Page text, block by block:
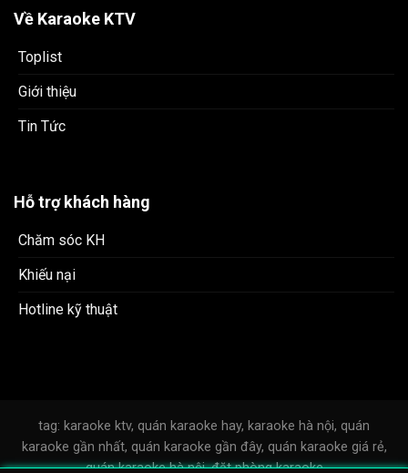
Về Karaoke KTV
Toplist
Giới thiệu
Tin Tức
Hỗ trợ khách hàng
Chăm sóc KH
Khiếu nại
Hotline kỹ thuật
tag: karaoke ktv, quán karaoke hay, karaoke hà nội, quán
karaoke gần nhất, quán karaoke gần đây, quán karaoke giá rẻ,
quán karaoke hà nội, đặt phòng karaoke